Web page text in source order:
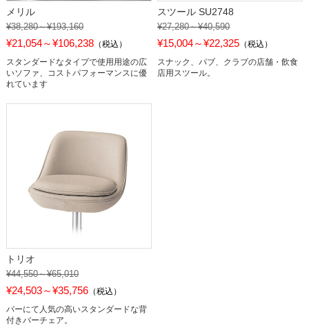
メリル
¥38,280～¥193,160
¥21,054～¥106,238（税込）
スタンダードなタイプで使用用途の広
いソファ、コストパフォーマンスに優
れています
スツール SU2748
¥27,280～¥40,590
¥15,004～¥22,325 （税込）
スナック、パブ、クラブの店舗・飲食
店用スツール。
トリオ
¥44,550～¥65,010
¥24,503～¥35,756（税込）
バーにて人気の高いスタンダードな背
付きバーチェア。